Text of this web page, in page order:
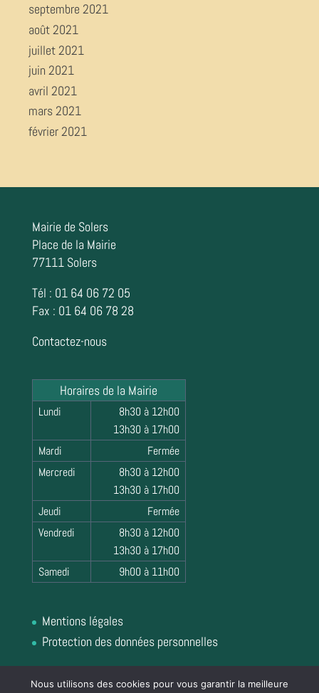
septembre 2021
août 2021
juillet 2021
juin 2021
avril 2021
mars 2021
février 2021
Mairie de Solers
Place de la Mairie
77111 Solers
Tél : 01 64 06 72 05
Fax : 01 64 06 78 28
Contactez-nous
Horaires de la Mairie
Lundi
8h30 à 12h00
13h30 à 17h00
Mardi
Fermée
Mercredi
8h30 à 12h00
13h30 à 17h00
Jeudi
Fermée
Vendredi
8h30 à 12h00
13h30 à 17h00
Samedi
9h00 à 11h00
Mentions légales
Protection des données personnelles
Nous utilisons des cookies pour vous garantir la meilleure